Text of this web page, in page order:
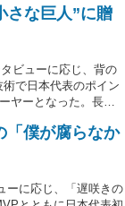
な巨人”に贈
ビューに応じ、背の
で日本代表のポイン
ヤーとなった。長身
僕が腐らなか
ーに応じ、「遅咲きの